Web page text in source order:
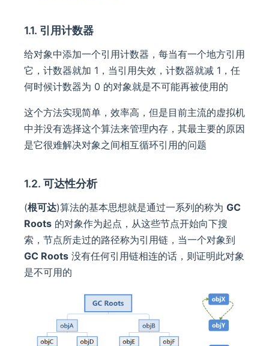
1.1. 引用计数器
给对象中添加一个引用计数器，每当有一个地方引用
它，计数器就加 1，当引用失效，计数器就减 1，任
何时候计数器为 0 的对象就是不可能再被使用的
这个方法实现简单，效率高，但是目前主流的虚拟机
中并没有选择这个算法来管理内存，其最主要的原因
是它很难解决对象之间相互循环引用的问题
1.2. 可达性分析
(根可达)算法的基本思想就是通过一系列的称为 GC
Roots 的对象作为起点，从这些节点开始向下搜
索，节点所走过的路径称为引用链，当一个对象到
GC Roots 没有任何引用链相连的话，则证明此对象
是不可用的